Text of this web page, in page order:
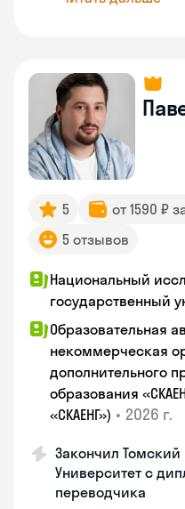
5 от 1590 ₽
5 отзывов
Национальный
государственный
Образовательная
некоммерческая
дополнительного
образования
«СКАЕНГ») • 2026 г.
Закончил Томский
Университет с
переводчика